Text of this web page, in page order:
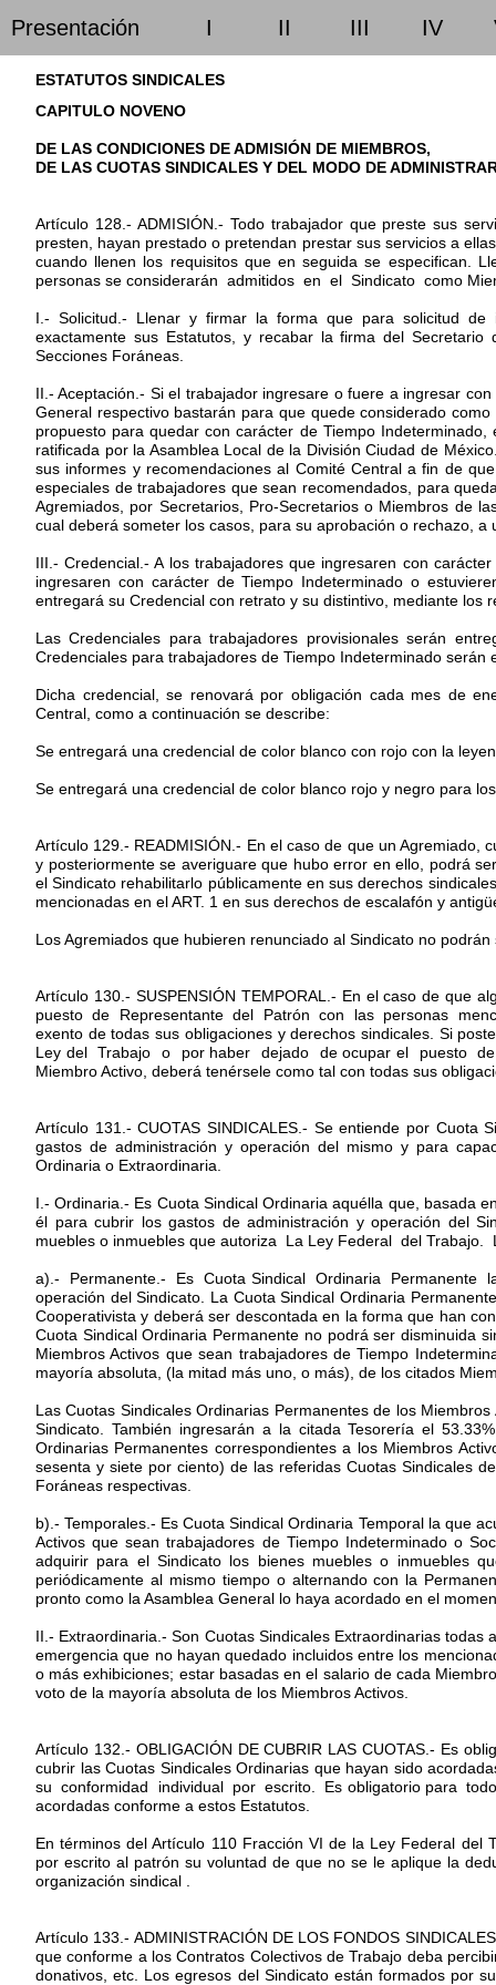
I II III IV
Presentación
ESTATUTOS SINDICALES
CAPITULO NOVENO
DE LAS CONDICIONES DE ADMISIÓN DE MIEMBROS,
DE LAS CUOTAS SINDICALES Y DEL MODO DE
Artículo 128.- ADMISIÓN.- Todo trabajador que preste sus
presten, hayan prestado o pretendan prestar sus servicios a
cuando llenen los requisitos que en seguida se especifican.
personas se considerarán admitidos en el Sindicato como
I.- Solicitud.- Llenar y firmar la forma que para solicitud de
exactamente sus Estatutos, y recabar la firma del
Secciones Foráneas.
II.- Aceptación.- Si el trabajador ingresare o fuere a ingresar
General respectivo bastarán para que quede considerado
propuesto para quedar con carácter de Tiempo
ratificada por la Asamblea Local de la División Ciudad de
sus informes y recomendaciones al Comité Central a fin de
especiales de trabajadores que sean recomendados, para
Agremiados, por Secretarios, Pro-Secretarios o Miembros de
cual deberá someter los casos, para su aprobación o rechazo, a
III.- Credencial.- A los trabajadores que ingresaren con
ingresaren con carácter de Tiempo Indeterminado o
entregará su Credencial con retrato y su distintivo, mediante los
Las Credenciales para trabajadores provisionales serán
Credenciales para trabajadores de Tiempo Indeterminado
Dicha credencial, se renovará por obligación cada mes de
Central, como a continuación se describe:
Se entregará una credencial de color blanco con rojo con la
Se entregará una credencial de color blanco rojo y negro para
Artículo 129.- READMISIÓN.- En el caso de que un Agremiado,
y posteriormente se averiguare que hubo error en ello, podrá
el Sindicato rehabilitarlo públicamente en sus derechos
mencionadas en el ART. 1 en sus derechos de escalafón y
Los Agremiados que hubieren renunciado al Sindicato no
Artículo 130.- SUSPENSIÓN TEMPORAL.- En el caso de
puesto de Representante del Patrón con las personas
exento de todas sus obligaciones y derechos sindicales. Si
Ley del Trabajo o por haber dejado de ocupar el puesto de
Miembro Activo, deberá tenérsele como tal con todas sus
Artículo 131.- CUOTAS SINDICALES.- Se entiende por
gastos de administración y operación del mismo y para
Ordinaria o Extraordinaria.
I.- Ordinaria.- Es Cuota Sindical Ordinaria aquélla que, basada
él para cubrir los gastos de administración y operación del
muebles o inmuebles que autoriza La Ley Federal del Trabajo.
a).- Permanente.- Es Cuota Sindical Ordinaria
operación del Sindicato. La Cuota Sindical Ordinaria
Cooperativista y deberá ser descontada en la forma que han
Cuota Sindical Ordinaria Permanente no podrá ser disminuida
Miembros Activos que sean trabajadores de Tiempo
mayoría absoluta, (la mitad más uno, o más), de los citados
Las Cuotas Sindicales Ordinarias Permanentes de los
Sindicato. También ingresarán a la citada Tesorería el
Ordinarias Permanentes correspondientes a los Miembros
sesenta y siete por ciento) de las referidas Cuotas Sindicales
Foráneas respectivas.
b).- Temporales.- Es Cuota Sindical Ordinaria Temporal la que
Activos que sean trabajadores de Tiempo Indeterminado o
adquirir para el Sindicato los bienes muebles o inmuebles
periódicamente al mismo tiempo o alternando con la
pronto como la Asamblea General lo haya acordado en el
II.- Extraordinaria.- Son Cuotas Sindicales Extraordinarias
emergencia que no hayan quedado incluidos entre los
o más exhibiciones; estar basadas en el salario de cada
voto de la mayoría absoluta de los Miembros Activos.
Artículo 132.- OBLIGACIÓN DE CUBRIR LAS CUOTAS.- Es
cubrir las Cuotas Sindicales Ordinarias que hayan sido
su conformidad individual por escrito. Es obligatorio para
acordadas conforme a estos Estatutos.
En términos del Artículo 110 Fracción VI de la Ley Federal del
por escrito al patrón su voluntad de que no se le aplique la
organización sindical .
Artículo 133.- ADMINISTRACIÓN DE LOS FONDOS
que conforme a los Contratos Colectivos de Trabajo deba
donativos, etc. Los egresos del Sindicato están formados por